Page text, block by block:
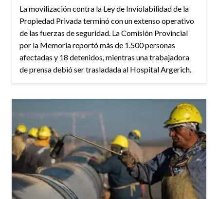
La movilización contra la Ley de Inviolabilidad de la
Propiedad Privada terminó con un extenso operativo
de las fuerzas de seguridad. La Comisión Provincial
por la Memoria reportó más de 1.500 personas
afectadas y 18 detenidos, mientras una trabajadora
de prensa debió ser trasladada al Hospital Argerich.